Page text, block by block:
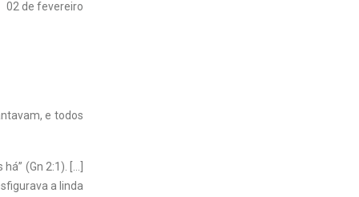
02 de fevereiro
e todos
(Gn 2:1). […]
a linda